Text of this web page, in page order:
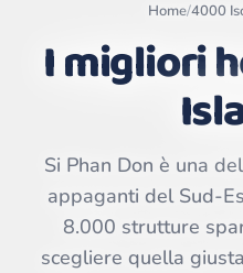
contributors | ©
CARTO
Home/4000
I migliori
Si Phan Don è una
appaganti del Sud-
8.000 strutture
scegliere quella